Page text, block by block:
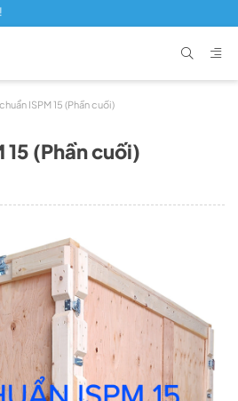
ISPM 15 (Phần cuối)
15 (Phần cuối)